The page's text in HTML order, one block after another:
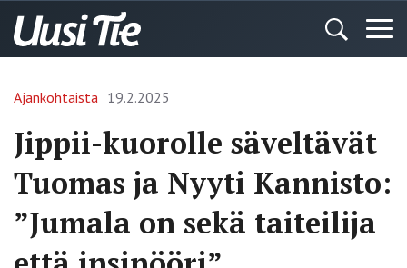
Ajankohtaista 19.2.2025
Jippii-kuorolle säveltävät
Tuomas ja Nyyti Kannisto:
”Jumala on sekä taiteilija